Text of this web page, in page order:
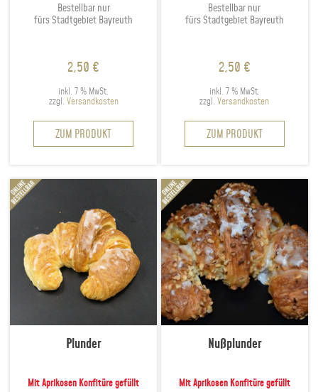
Bestellbar nur
fürs Stadtgebiet Bayreuth
2,50 €
inkl. 7 % MwSt.
zzgl. Versandkosten
ZUM PRODUKT
Bestellbar nur
fürs Stadtgebiet Bayreuth
2,50 €
inkl. 7 % MwSt.
zzgl.Versandkosten
ZUM PRODUKT
Plunder
Mit Aprikosen Konfitüre gefüllt
Nußplunder
Mit Aprikosen Konfitüre gefüllt